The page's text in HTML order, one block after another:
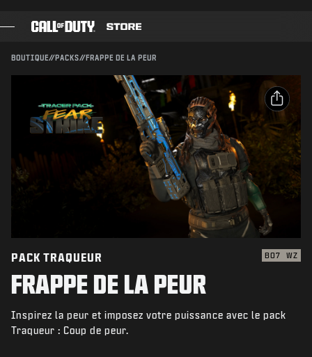
PASSE DE COMBAT
POINTS COD
BOUTIQUE D'ÉQUIPEMENT
JEUX
ACTUS
BOUTIQUE//PACKS//FRAPPE DE LA PEUR
Compatible avec :
CONFIRMER L'ACHAT
ANNULER
Activision peut mettre à jour, remplacer ou supprimer
ce contenu en jeu à tout moment.
PARTAGER
Email
Facebook
X
Copier le lien
PACK TRAQUEUR BO7 WZ
FRAPPE DE LA PEUR
Inspirez la peur et imposez votre puissance avec le pack
Traqueur : Coup de peur.